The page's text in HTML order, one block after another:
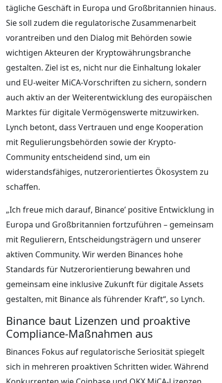
tägliche Geschäft in Europa und Großbritannien hinaus.
Sie soll zudem die regulatorische Zusammenarbeit
vorantreiben und den Dialog mit Behörden sowie
wichtigen Akteuren der Kryptowährungsbranche
gestalten. Ziel ist es, nicht nur die Einhaltung lokaler
und EU-weiter MiCA-Vorschriften zu sichern, sondern
auch aktiv an der Weiterentwicklung des europäischen
Marktes für digitale Vermögenswerte mitzuwirken.
Lynch betont, dass Vertrauen und enge Kooperation
mit Regulierungsbehörden sowie der Krypto-
Community entscheidend sind, um ein
widerstandsfähiges, nutzerorientiertes Ökosystem zu
schaffen.
„Ich freue mich darauf, Binance’ positive Entwicklung in
Europa und Großbritannien fortzuführen – gemeinsam
mit Regulierern, Entscheidungsträgern und unserer
aktiven Community. Wir werden Binances hohe
Standards für Nutzerorientierung bewahren und
gemeinsam eine inklusive Zukunft für digitale Assets
gestalten, mit Binance als führender Kraft“, so Lynch.
Binance baut Lizenzen und proaktive
Compliance-Maßnahmen aus
Binances Fokus auf regulatorische Seriosität spiegelt
sich in mehreren proaktiven Schritten wider. Während